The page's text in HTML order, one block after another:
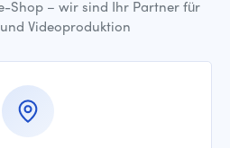
Shop – wir sind Ihr Partner für
Videoproduktion